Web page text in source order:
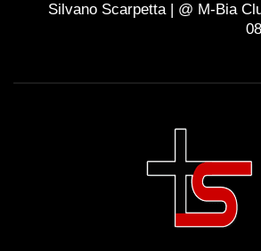
Silvano Scarpetta | @ M-Bia